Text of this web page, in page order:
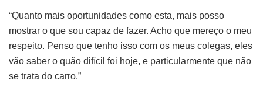
“Quanto mais oportunidades como esta, mais posso
mostrar o que sou capaz de fazer. Acho que mereço o meu
respeito. Penso que tenho isso com os meus colegas, eles
vão saber o quão difícil foi hoje, e particularmente que não
se trata do carro.”